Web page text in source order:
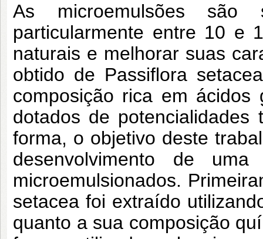
As microemulsões são
particularmente entre 10 e
naturais e melhorar suas
obtido de Passiflora
composição rica em ácidos
dotados de potencialidades
forma, o objetivo deste
desenvolvimento de
microemulsionados.
setacea foi extraído
quanto a sua composição